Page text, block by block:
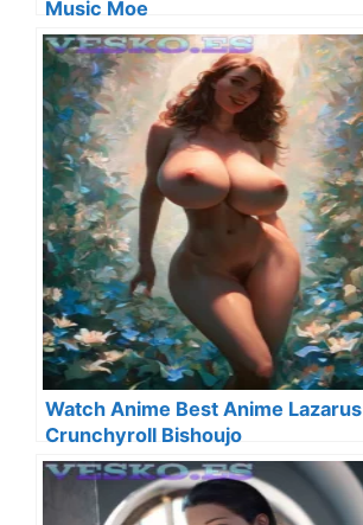
Music Moe
Watch Anime Best Anime Lazarus
Crunchyroll Bishoujo